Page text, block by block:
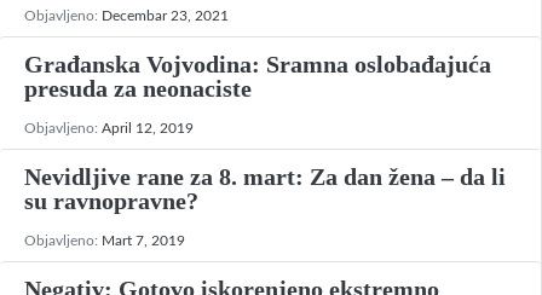
Objavljeno: Decembar 23, 2021
Građanska Vojvodina: Sramna oslobađajuća
presuda za neonaciste
Objavljeno: April 12, 2019
Nevidljive rane za 8. mart: Za dan žena – da li
su ravnopravne?
Objavljeno: Mart 7, 2019
Negativ: Gotovo iskorenjeno ekstremno